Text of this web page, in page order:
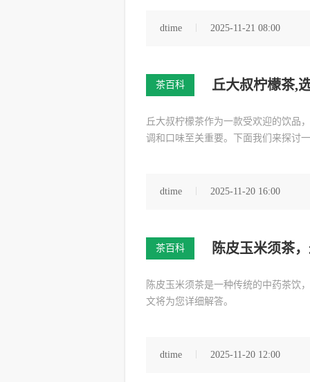
dtime 2025-11-21 08:00
茶百科 丘大叔柠檬茶,
丘大叔柠檬茶作为一款受欢迎的饮品
调和口味至关重要。下面我们来探讨
dtime 2025-11-20 16:00
茶百科 陈皮玉米须茶
陈皮玉米须茶是一种传统的中药茶饮
文将为您详细解答。
dtime 2025-11-20 12:00